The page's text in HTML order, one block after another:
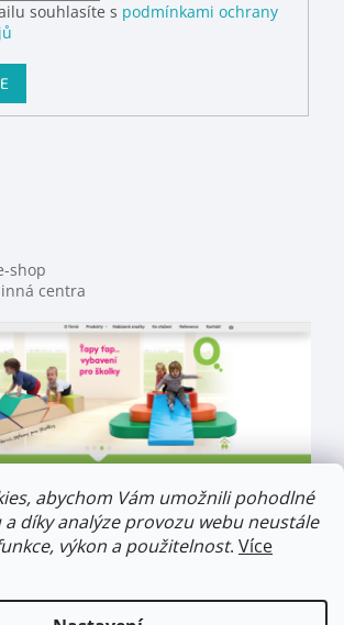
abychom Vám umožnili pohodlné
díky analýze provozu webu neustále
výkon a použitelnost. Více
souhlasíte s podmínkami ochrany
shop
centra